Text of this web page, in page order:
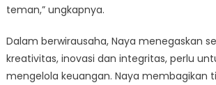
teman,” ungkapnya.
Dalam berwirausaha, Naya menegaskan
kreativitas, inovasi dan integritas, perlu
mengelola keuangan. Naya membagikan